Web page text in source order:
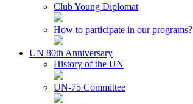
Club Young Diplomat
How to participate in our programs?
UN 80th Anniversary
History of the UN
UN-75 Committee